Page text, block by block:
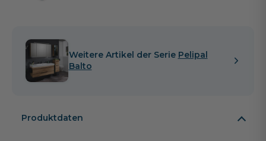
Weitere Artikel der Serie Pelipal
Balto
Produktdaten